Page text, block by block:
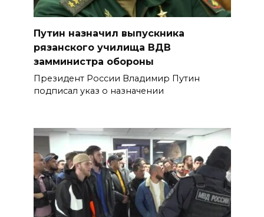
Путин назначил выпускника
рязанского училища ВДВ
замминистра обороны
Президент России Владимир Путин
подписал указ о назначении